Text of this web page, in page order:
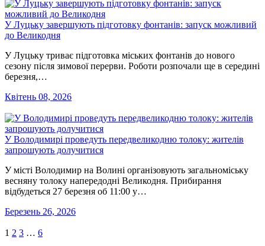
У Луцьку завершують підготовку фонтанів: запуск можливий
до Великодня
У Луцьку триває підготовка міських фонтанів до нового
сезону після зимової перерви. Роботи розпочали ще в середині
березня,…
Квітень 08, 2026
У Володимирі проведуть передвеликодню толоку: жителів
запрошують долучитися
У місті Володимир на Волині організовують загальноміську
весняну толоку напередодні Великодня. Прибирання
відбудеться 27 березня об 11:00 у…
Березень 26, 2026
1 2 3 … 6